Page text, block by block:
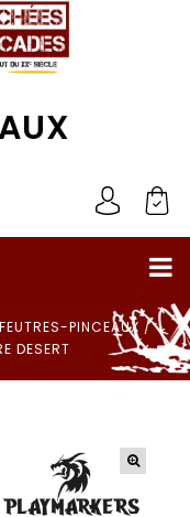
FEUTRES-PINCEAUX /
DESERT